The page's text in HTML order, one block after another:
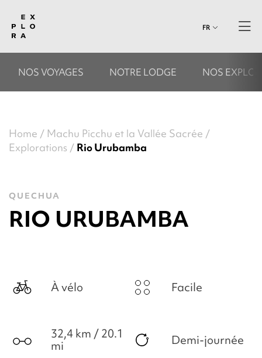
FR
NOS VOYAGES NOTRE LODGE NOS
Home
Machu Picchu et la Vallée Sacrée
Explorations
Rio Urubamba
QUECHUA
RIO URUBAMBA
À vélo Facile
32,4 km / 20.1
mi
Demi-journée